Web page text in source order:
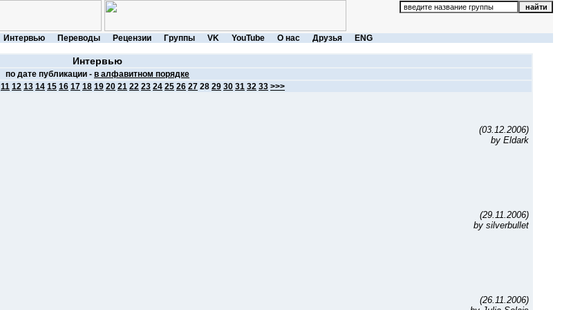
Интервью Переводы Рецензии Группы VK YouTube О нас Друзья ENG
Интервью
по дате публикации - в алфавитном порядке
11 12 13 14 15 16 17 18 19 20 21 22 23 24 25 26 27 28 29 30 31 32 33 >>>
(03.12.2006)
by Eldark
(29.11.2006)
by silverbullet
(26.11.2006)